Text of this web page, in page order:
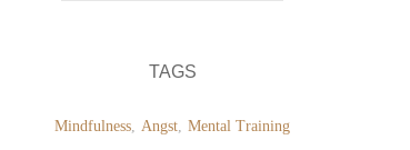
TAGS
Mindfulness, Angst, Mental Training